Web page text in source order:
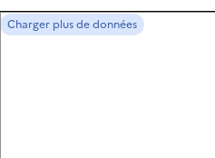
Charger plus de données